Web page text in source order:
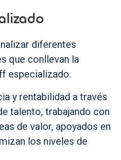
diferentes
que conllevan la
especializado.
y rentabilidad a través
talento, trabajando con
de valor, apoyados en
los niveles de